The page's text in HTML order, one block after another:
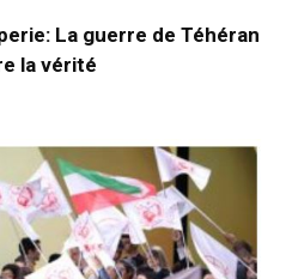
La guerre de Téhéran
la vérité